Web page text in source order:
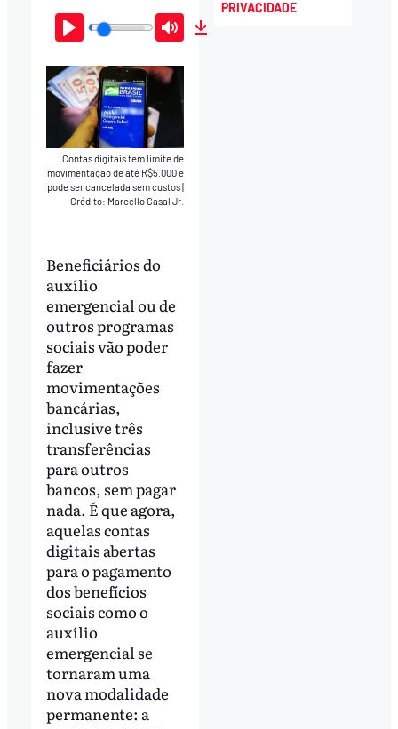
Play Mute
Contas digitais tem limite de
movimentação de até R$5.000 e
pode ser cancelada sem custos|
Crédito: Marcello Casal Jr.
Beneficiários do
auxílio
emergencial ou de
outros programas
sociais vão poder
fazer
movimentações
bancárias,
inclusive três
transferências
para outros
bancos, sem pagar
nada. É que agora,
aquelas contas
digitais abertas
para o pagamento
dos benefícios
sociais como o
auxílio
emergencial se
tornaram uma
nova modalidade
permanente: a
PRIVACIDADE